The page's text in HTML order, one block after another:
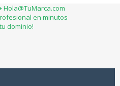
Hola@TuMarca.com
en minutos
dominio!